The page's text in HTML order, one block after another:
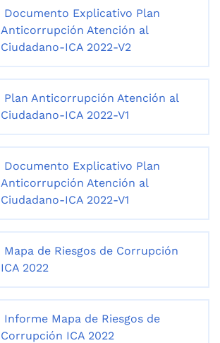
Documento Explicativo Plan
Anticorrupción Atención al
Ciudadano-ICA 2022-V2
Plan Anticorrupción Atención al
Ciudadano-ICA 2022-V1
Documento Explicativo Plan
Anticorrupción Atención al
Ciudadano-ICA 2022-V1
Mapa de Riesgos de Corrupción
ICA 2022
Informe Mapa de Riesgos de
Corrupción ICA 2022